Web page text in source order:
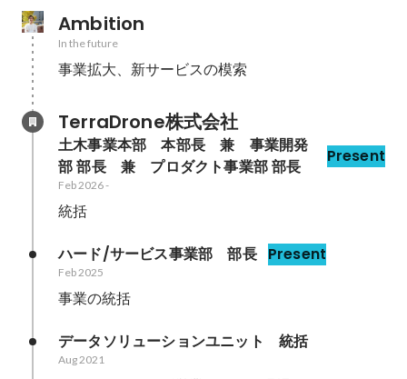
Ambition
In the future
事業拡大、新サービスの模索
TerraDrone株式会社
土木事業本部　本部長　兼　事業開発
部 部長　兼　プロダクト事業部 部長
Present
Feb 2026-
統括
ハード/サービス事業部　部長 Present
Feb 2025
事業の統括
データソリューションユニット　統括
Aug 2021